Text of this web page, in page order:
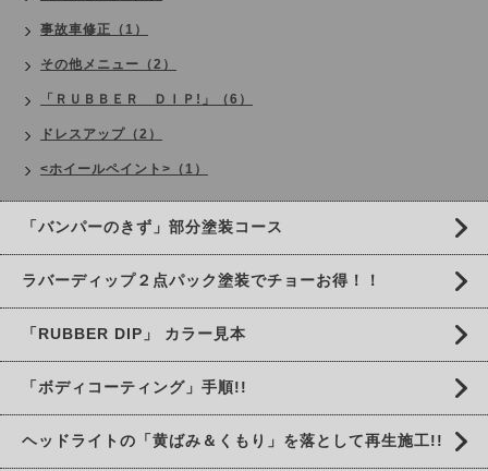
事故車修正（1）
その他メニュー（2）
「ＲＵＢＢＥＲ ＤＩＰ!」（6）
ドレスアップ（2）
<ホイールペイント>（1）
「バンパーのきず」部分塗装コース
ラバーディップ２点パック塗装でチョーお得！！
「RUBBER DIP」 カラー見本
「ボディコーティング」手順!!
ヘッドライトの「黄ばみ＆くもり」を落として再生施工!!